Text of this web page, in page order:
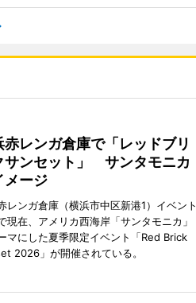
赤レンガ倉庫で「レッドブリ
サンセット」 サンタモニカ
メージ
レンガ倉庫（横浜市中区新港1）イベント
現在、アメリカ西海岸「サンタモニカ」
マにした夏季限定イベント「Red Brick
2026」が開催されている。